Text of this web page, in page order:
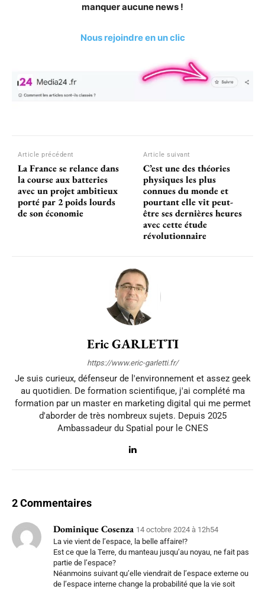
manquer aucune news !
Nous rejoindre en un clic
Article précédent
La France se relance dans
la course aux batteries
avec un projet ambitieux
porté par 2 poids lourds
de son économie
Article suivant
C’est une des théories
physiques les plus
connues du monde et
pourtant elle vit peut-
être ses dernières heures
avec cette étude
révolutionnaire
Eric GARLETTI
https://www.eric-garletti.fr/
Je suis curieux, défenseur de l'environnement et assez geek
au quotidien. De formation scientifique, j'ai complété ma
formation par un master en marketing digital qui me permet
d'aborder de très nombreux sujets. Depuis 2025
Ambassadeur du Spatial pour le CNES
2 Commentaires
Dominique Cosenza 14 octobre 2024 à 12h54
La vie vient de l’espace, la belle affaire!?
Est ce que la Terre, du manteau jusqu’au noyau, ne fait pas
partie de l’espace?
Néanmoins suivant qu’elle viendrait de l’espace externe ou
de l’espace interne change la probabilité que la vie soit